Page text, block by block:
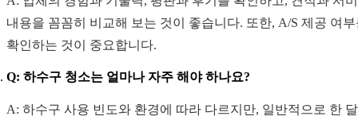
내용을 꼼꼼히 비교해 보는 것이 좋습니다. 또한, A/S 제공 여
확인하는 것이 중요합니다.
Q: 하수구 청소는 얼마나 자주 해야 하나요?
A: 하수구 사용 빈도와 환경에 따라 다르지만, 일반적으로 한